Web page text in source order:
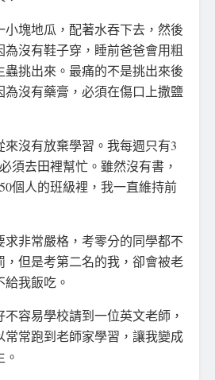
塊地瓜，配著水吞下去，然後
沒有鞋子穿，睡前爸爸會用粗
蟲挑出來。最痛的不是挑出來後
為沒有藥膏，必須在傷口上撒鹽
沒有放棄學習。我每週只有3
須去田裡幫忙。雖然沒有書，
個人的班級裡，我一直維持前
非常嚴格，考零分的同學都不
，但是考第二名的我，卻會被老
我飯吃。
容易學校請到一位英文老師，
常常跑到老師家學習，讓我變成